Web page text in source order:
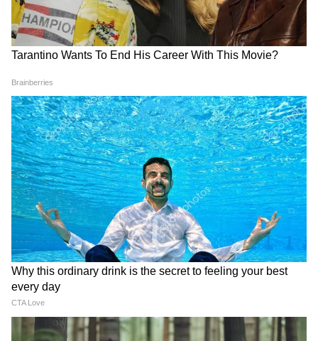
হতে পারে, যার কারণে পুরো দিনটি ব্যস্ত কাজে
কাটবে। সজ্জা সামগ্রী ক্রয় বা বিক্রয় ব্যবসায়ীদের
জন্যও এটি একটি লাভজনক দিন। তরুণরা আজ
কম না হয়, তাদের এই সুখ তাদের কাজ করতে
সাহায্য করবে। সন্তান যদি বিবাহযোগ্য হয়, তবে
তার জন্য একটি সম্পর্ক আসতে পারে, তবে
তাড়াহুড়ো করে এমন কোনও সিদ্ধান্ত নেবেন না,
যার জন্য আপনাকে পরে অনুতপ্ত হতে হবে।
অতিরিক্ত মোবাইল এবং কাজের কারণে অনিদ্রা
হতে পারে, যা অনেক রোগের বিকাশের কারণ হতে
পারে, তাই পর্যাপ্ত ঘুম পান।
আপনার শুভ রং সবুজ। শুভ সংখ্যা ৭৩। শুভ দিক
উত্তর পূর্ব দিক। শুভ রত্ন পান্না।